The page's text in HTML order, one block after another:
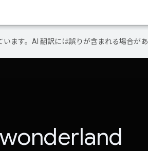
ます。AI 翻訳には誤りが含まれる場合があ